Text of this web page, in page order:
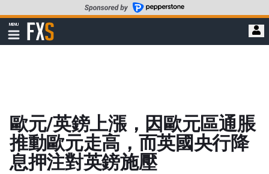
至
要
MENU
顯
示
FXStreet
歐元/英鎊上漲，因歐元區通脹
推動歐元走高，而英國央行降
息押注對英鎊施壓